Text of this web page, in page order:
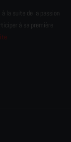
à la suite de la passion
à sa première